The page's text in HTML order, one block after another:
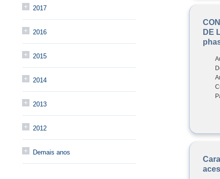
2017
2016
2015
2014
2013
2012
Demais anos
DE